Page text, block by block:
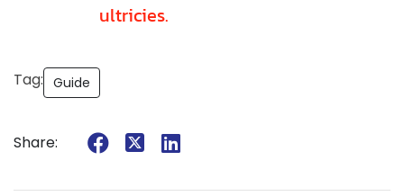
ultricies.
Tag: Guide
Share: